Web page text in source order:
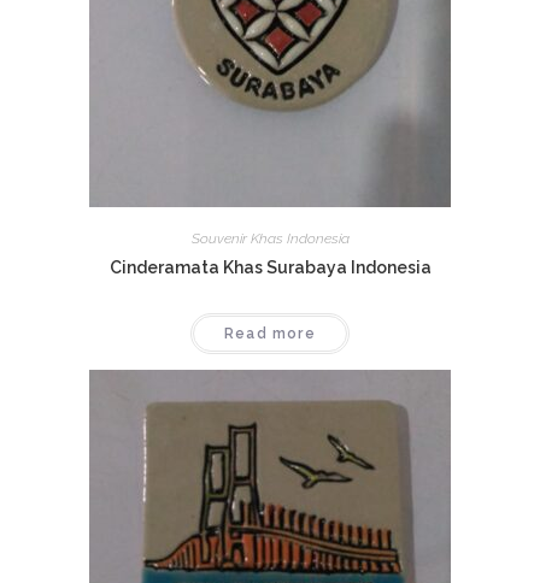
Souvenir Khas Indonesia
Cinderamata Khas Surabaya Indonesia
Read more